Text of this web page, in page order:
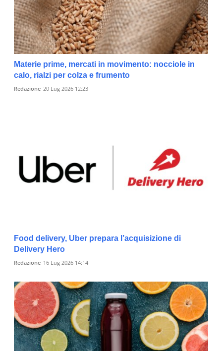
Materie prime, mercati in movimento: nocciole in
calo, rialzi per colza e frumento
Redazione 20 Lug 2026 12:23
Food delivery, Uber prepara l’acquisizione di
Delivery Hero
Redazione 16 Lug 2026 14:14